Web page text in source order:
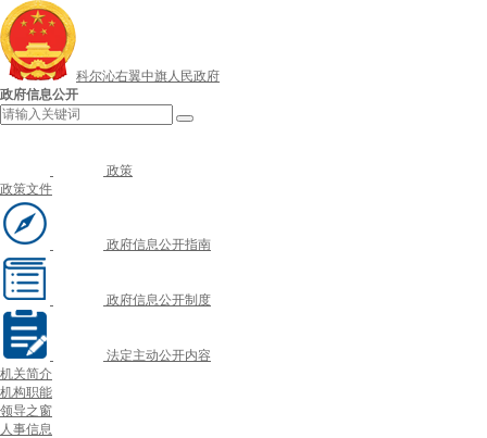
科尔沁右翼中旗人民政府
政府信息公开
政策
政策文件
政府信息公开指南
政府信息公开制度
法定主动公开内容
机关简介
机构职能
领导之窗
人事信息